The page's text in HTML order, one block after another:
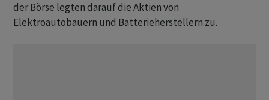
der Börse legten darauf die Aktien von
Elektroautobauern und Batterieherstellern zu.